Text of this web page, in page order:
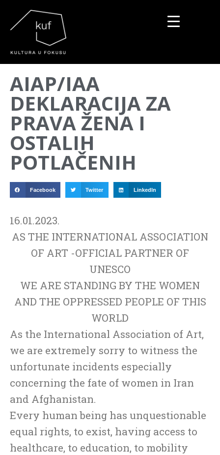
AIAP/IAA
DEKLARACIJA ZA
PRAVA ŽENA I
OSTALIH
POTLAČENIH
Facebook Twitter LinkedIn
16.01.2023.
AS THE INTERNATIONAL ASSOCIATION
OF ART -OFFICIAL PARTNER OF
UNESCO
WE ARE STANDING BY THE WOMEN
AND THE OPPRESSED PEOPLE OF THIS
WORLD
As the International Association of Art,
we are extremely sorry to witness the
unfortunate incidents especially
concerning the fate of women in Iran
and Afghanistan.
Every human being has unquestionable
equal rights, to exist, having access to
healthcare, to education, to mobility
▼
▼